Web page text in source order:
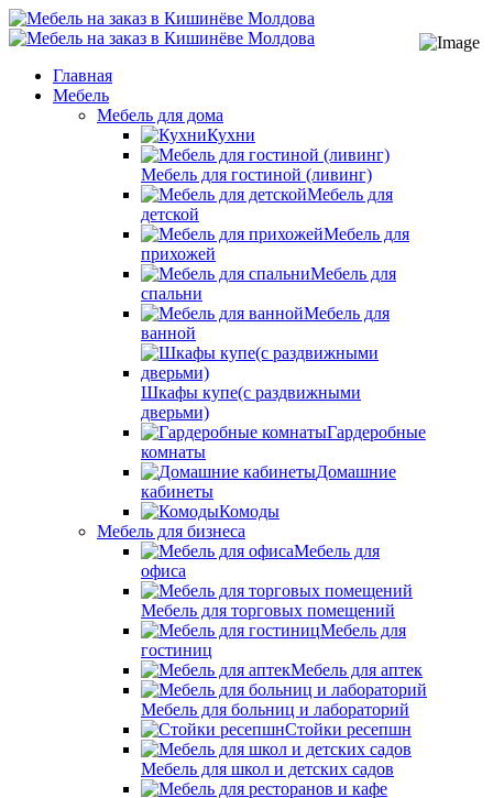
Главная
Мебель
Мебель для дома
Кухни
Мебель для гостиной (ливинг)
Мебель для
детской
Мебель для
прихожей
Мебель для
спальни
Мебель для
ванной
Шкафы купе(с раздвижными
дверьми)
Гардеробные
комнаты
Домашние
кабинеты
Комоды
Мебель для бизнеса
Мебель для
офиса
Мебель для торговых помещений
Мебель для
гостиниц
Мебель для аптек
Мебель для больниц и лабораторий
Стойки ресепшн
Мебель для школ и детских садов